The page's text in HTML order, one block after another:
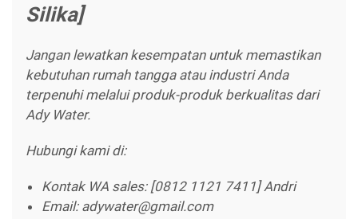
Silika]
Jangan lewatkan kesempatan untuk memastikan
kebutuhan rumah tangga atau industri Anda
terpenuhi melalui produk-produk berkualitas dari
Ady Water.
Hubungi kami di:
Kontak WA sales: [0812 1121 7411] Andri
Email: adywater@gmail.com